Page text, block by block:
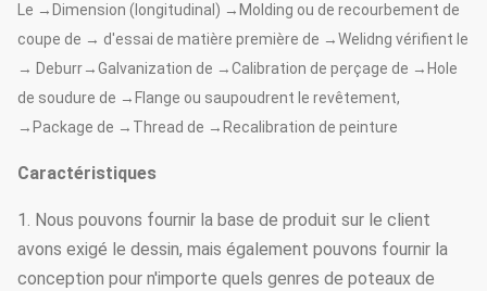
Le →Dimension (longitudinal) →Molding ou de recourbement de
coupe de → d'essai de matière première de →Welidng vérifient le
→ Deburr→Galvanization de →Calibration de perçage de →Hole
de soudure de →Flange ou saupoudrent le revêtement,
→Package de →Thread de →Recalibration de peinture
Caractéristiques
1. Nous pouvons fournir la base de produit sur le client
avons exigé le dessin, mais également pouvons fournir la
conception pour n'importe quels genres de poteaux de